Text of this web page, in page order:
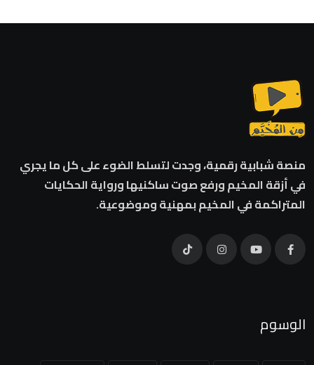
منصة شبابية رقمية، وجدت لتسلط الضوء على كل ما يجري
في أزقة المخيم ورفع صوت ساكنيها ورواية الحكايات
المتراكمة في المخيم بمهنية وموضوعية.
الوسوم